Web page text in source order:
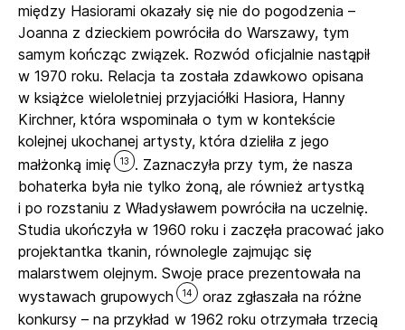
między Hasiorami okazały się nie do pogodzenia –
Joanna z dzieckiem powróciła do Warszawy, tym
samym kończąc związek. Rozwód oficjalnie nastąpił
w 1970 roku. Relacja ta została zdawkowo opisana
w książce wieloletniej przyjaciółki Hasiora, Hanny
Kirchner, która wspominała o tym w kontekście
kolejnej ukochanej artysty, która dzieliła z jego
małżonką imię
13
. Zaznaczyła przy tym, że nasza
bohaterka była nie tylko żoną, ale również artystką
i po rozstaniu z Władysławem powróciła na uczelnię.
Studia ukończyła w 1960 roku i zaczęła pracować jako
projektantka tkanin, równolegle zajmując się
malarstwem olejnym. Swoje prace prezentowała na
wystawach grupowych
14
oraz zgłaszała na różne
konkursy – na przykład w 1962 roku otrzymała trzecią